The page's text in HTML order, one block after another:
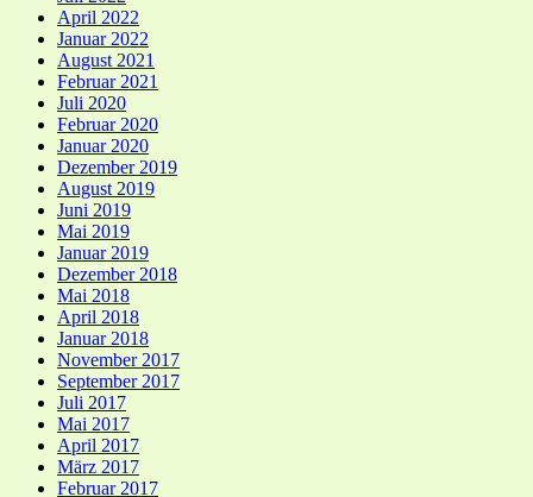
April 2022
Januar 2022
August 2021
Februar 2021
Juli 2020
Februar 2020
Januar 2020
Dezember 2019
August 2019
Juni 2019
Mai 2019
Januar 2019
Dezember 2018
Mai 2018
April 2018
Januar 2018
November 2017
September 2017
Juli 2017
Mai 2017
April 2017
März 2017
Februar 2017